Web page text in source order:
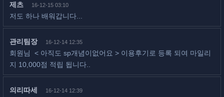
제츠 16-12-15 03:10
저도 하나 배워갑니다...
관리팀장 16-12-14 12:35
회원님 < 아직도 sp개념이없어요 > 이용후기로 등록 되여 마일리
지 10,000점 적립 됩니다..
의리따세 16-12-14 12:39